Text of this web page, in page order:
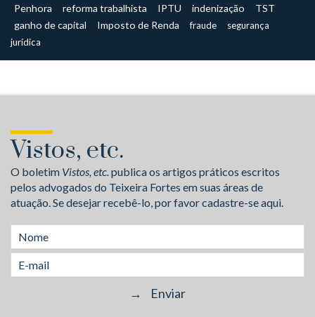
Penhora
reforma trabalhista IPTU indenização
TST
ganho de capital
Imposto de Renda fraude
segurança
jurídica
Vistos, etc.
O boletim Vistos, etc.publica os artigos práticos escritos
pelos advogados do Teixeira Fortes em suas áreas de
atuação. Se desejar recebê-lo, por favor cadastre-se aqui.